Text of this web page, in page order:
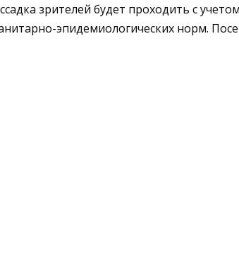
зрителей будет проходить с
эпидемиологических норм.